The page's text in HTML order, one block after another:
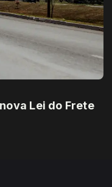
Lei do Frete